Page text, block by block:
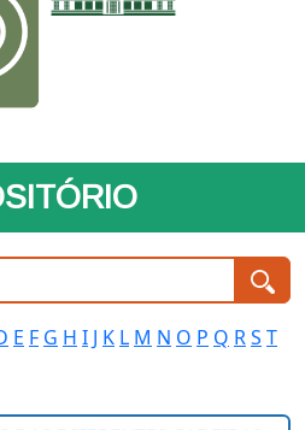
E F G H I J K L M N O P Q RS T